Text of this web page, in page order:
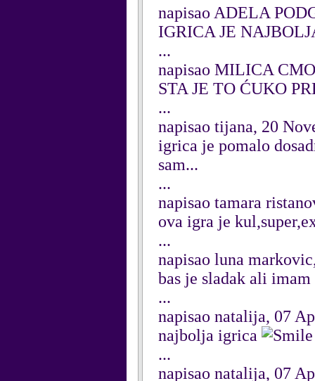
napisao ADELA
IGRICA JE
...
napisao MILICA
STA JE TO ĆUKO
...
napisao tijana, 20
igrica je pomalo
sam...
...
napisao tamara
ova igra je
...
napisao luna
bas je sladak ali
...
napisao natalija, 07
najbolja igrica
...
napisao natalija, 07